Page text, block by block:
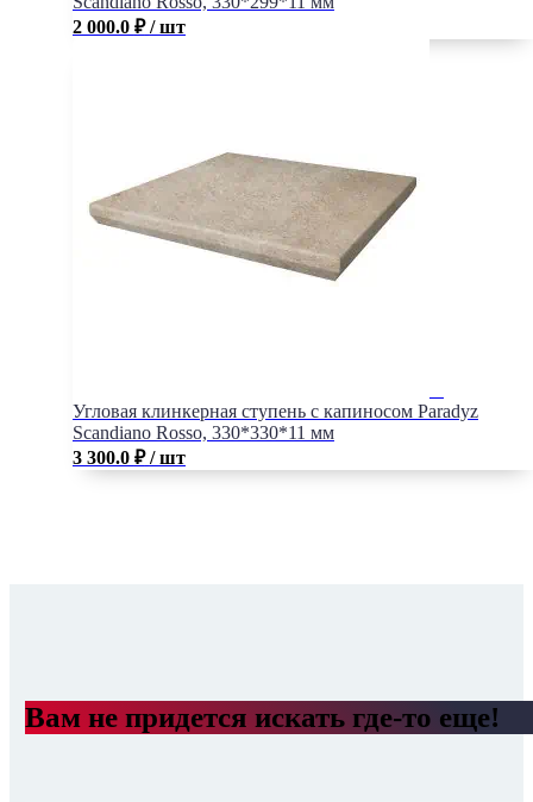
2 000.0 ₽ / шт
Угловая клинкерная ступень с капиносом Paradyz
Scandiano Rosso, 330*330*11 мм
3 300.0 ₽ / шт
Вам не придется искать где-то еще!